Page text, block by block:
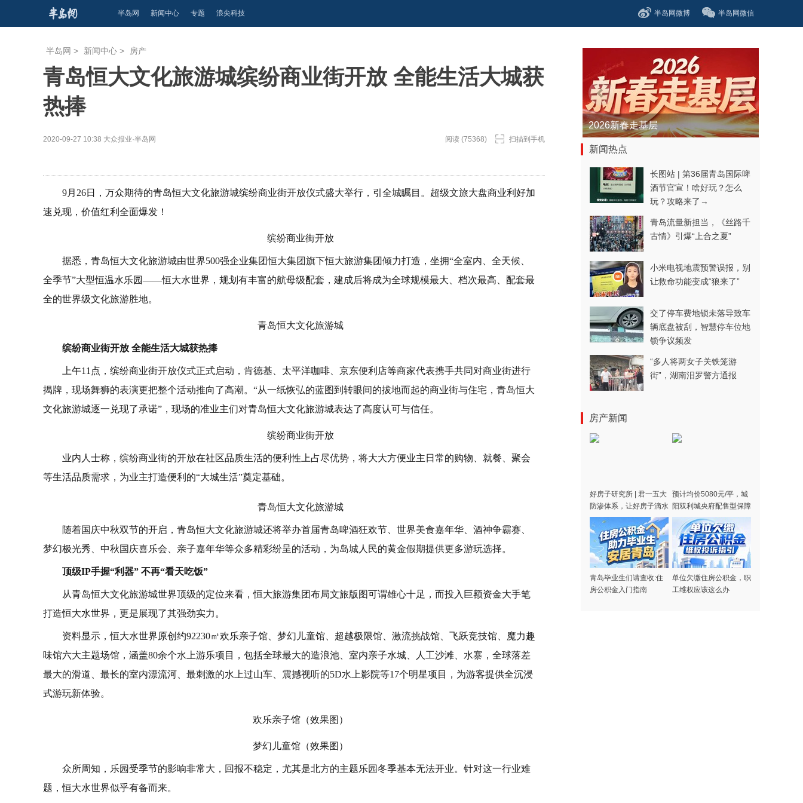
半岛网 新闻中心 专题 浪尖科技 半岛网微博 半岛网微信
半岛网 > 新闻中心 > 房产
青岛恒大文化旅游城缤纷商业街开放 全能生活大城获
热捧
2020-09-27 10:38 大众报业·半岛网 阅读 (75368) 扫描到手机
9月26日，万众期待的青岛恒大文化旅游城缤纷商业街开放仪式盛大举行，引全城瞩目。超级文旅大盘商业利好加
速兑现，价值红利全面爆发！
缤纷商业街开放
据悉，青岛恒大文化旅游城由世界500强企业集团恒大集团旗下恒大旅游集团倾力打造，坐拥“全室内、全天候、
全季节”大型恒温水乐园——恒大水世界，规划有丰富的航母级配套，建成后将成为全球规模最大、档次最高、配套最
全的世界级文化旅游胜地。
青岛恒大文化旅游城
缤纷商业街开放 全能生活大城获热捧
上午11点，缤纷商业街开放仪式正式启动，肯德基、太平洋咖啡、京东便利店等商家代表携手共同对商业街进行
揭牌，现场舞狮的表演更把整个活动推向了高潮。“从一纸恢弘的蓝图到转眼间的拔地而起的商业街与住宅，青岛恒大
文化旅游城逐一兑现了承诺”，现场的准业主们对青岛恒大文化旅游城表达了高度认可与信任。
缤纷商业街开放
业内人士称，缤纷商业街的开放在社区品质生活的便利性上占尽优势，将大大方便业主日常的购物、就餐、聚会
等生活品质需求，为业主打造便利的“大城生活”奠定基础。
青岛恒大文化旅游城
随着国庆中秋双节的开启，青岛恒大文化旅游城还将举办首届青岛啤酒狂欢节、世界美食嘉年华、酒神争霸赛、
梦幻极光秀、中秋国庆喜乐会、亲子嘉年华等众多精彩纷呈的活动，为岛城人民的黄金假期提供更多游玩选择。
顶级IP手握“利器” 不再“看天吃饭”
从青岛恒大文化旅游城世界顶级的定位来看，恒大旅游集团布局文旅版图可谓雄心十足，而投入巨额资金大手笔
打造恒大水世界，更是展现了其强劲实力。
资料显示，恒大水世界原创约92230㎡欢乐亲子馆、梦幻儿童馆、超越极限馆、激流挑战馆、飞跃竞技馆、魔力趣
味馆六大主题场馆，涵盖80余个水上游乐项目，包括全球最大的造浪池、室内亲子水城、人工沙滩、水寨，全球落差
最大的滑道、最长的室内漂流河、最刺激的水上过山车、震撼视听的5D水上影院等17个明星项目，为游客提供全沉浸
式游玩新体验。
欢乐亲子馆（效果图）
梦幻儿童馆（效果图）
众所周知，乐园受季节的影响非常大，回报不稳定，尤其是北方的主题乐园冬季基本无法开业。针对这一行业难
题，恒大水世界似乎有备而来。
2026新春走基层
新闻热点
长图站 | 第36届青岛国际啤
酒节官宣！啥好玩？怎么
玩？攻略来了→
青岛流量新担当，《丝路千
古情》引爆“上合之夏”
小米电视地震预警误报，别
让救命功能变成“狼来了”
交了停车费地锁未落导致车
辆底盘被刮，智慧停车位地
锁争议频发
“多人将两女子关铁笼游
街”，湖南汨罗警方通报
房产新闻
好房子研究所 | 君一五大
防渗体系，让好房子滴水
不漏
预计均价5080元/平，城
阳双利城央府配售型保障
房征集购买需求
青岛毕业生们请查收:住
房公积金入门指南
单位欠缴住房公积金，职
工维权应该这么办